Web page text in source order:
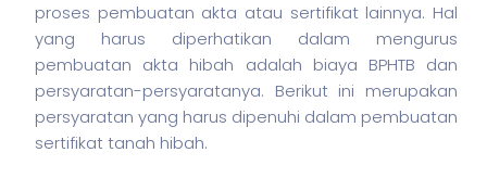
proses pembuatan akta atau sertifikat lainnya. Hal
yang harus diperhatikan dalam mengurus
pembuatan akta hibah adalah biaya BPHTB dan
persyaratan-persyaratanya. Berikut ini merupakan
persyaratan yang harus dipenuhi dalam pembuatan
sertifikat tanah hibah.